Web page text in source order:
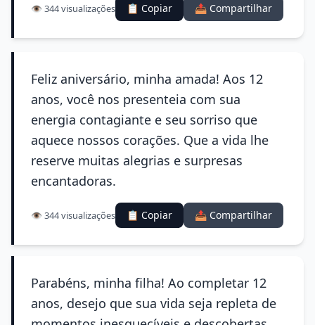
👁️ 344 visualizações 📋 Copiar 📤 Compartilhar
Feliz aniversário, minha amada! Aos 12
anos, você nos presenteia com sua
energia contagiante e seu sorriso que
aquece nossos corações. Que a vida lhe
reserve muitas alegrias e surpresas
encantadoras.
👁️ 344 visualizações 📋 Copiar 📤 Compartilhar
Parabéns, minha filha! Ao completar 12
anos, desejo que sua vida seja repleta de